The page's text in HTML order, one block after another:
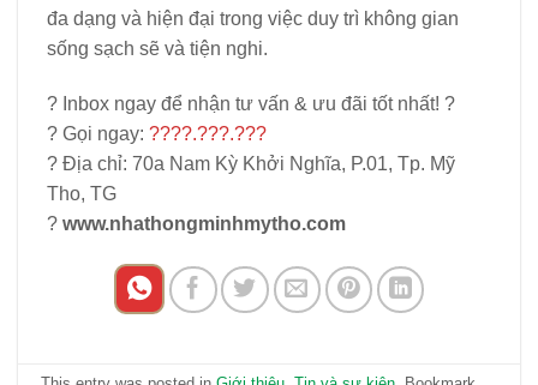
đa dạng và hiện đại trong việc duy trì không gian
sống sạch sẽ và tiện nghi.
? Inbox ngay để nhận tư vấn & ưu đãi tốt nhất! ?
? Gọi ngay: ????.???.???
? Địa chỉ: 70a Nam Kỳ Khởi Nghĩa, P.01, Tp. Mỹ
Tho, TG
? www.nhathongminhmytho.com